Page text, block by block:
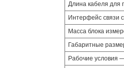
Длина кабеля для
Интерфейс связи
Масса блока
Габаритные
Рабочие условия